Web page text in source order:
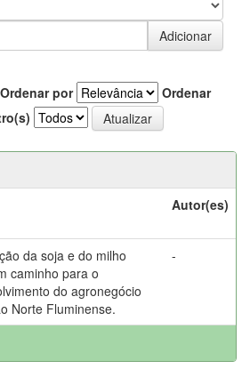
Ordenar por
Ordenar
Autor(es)
da soja e do milho
caminho para o
do agronegócio
Norte Fluminense.
-